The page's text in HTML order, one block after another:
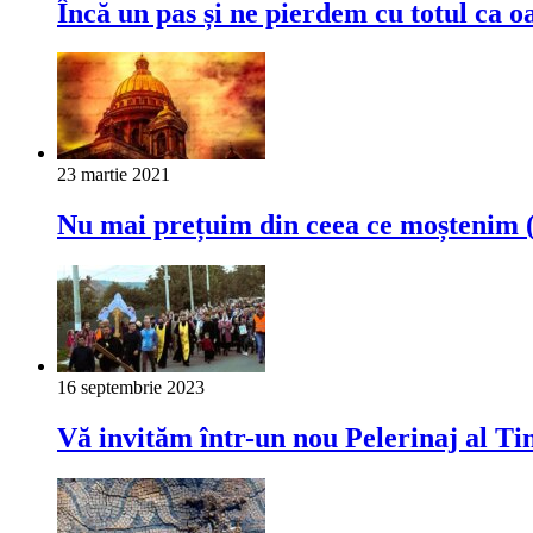
Încă un pas și ne pierdem cu totul ca
23 martie 2021
Nu mai prețuim din ceea ce moștenim
16 septembrie 2023
Vă invităm într-un nou Pelerinaj al